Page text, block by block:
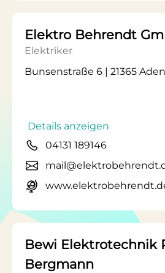
Elektro Behrendt
Elektriker
Bunsenstraße 6 | 21365
Details anzeigen
04131 189146
Bewi Elektrotechnik
Bergmann